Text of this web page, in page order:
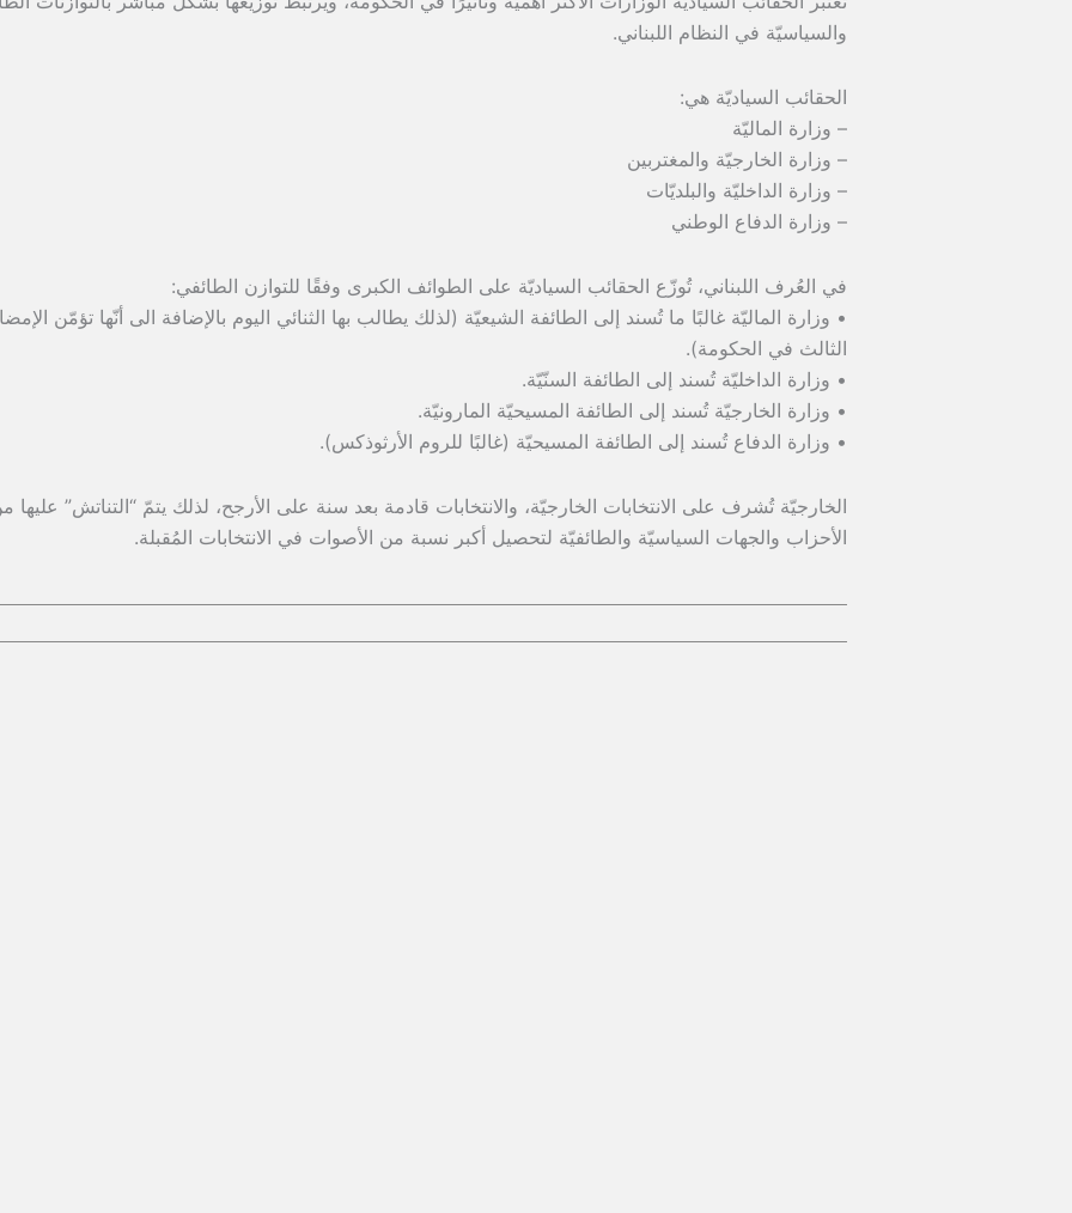
والسياسيّة في النظام اللبناني.
الحقائب السياديّة هي:
– وزارة الماليّة
– وزارة الخارجيّة والمغتربين
– وزارة الداخليّة والبلديّات
– وزارة الدفاع الوطني
في العُرف اللبناني، تُوزّع الحقائب السياديّة على الطوائف الكبرى وفقًا للتوازن الطائفي:
• وزارة الماليّة غالبًا ما تُسند إلى الطائفة الشيعيّة (لذلك يطالب بها الثنائي اليوم بالإضافة الى أنّها تؤمّن
الثالث في الحكومة).
• وزارة الداخليّة تُسند إلى الطائفة السنّيّة.
• وزارة الخارجيّة تُسند إلى الطائفة المسيحيّة المارونيّة.
• وزارة الدفاع تُسند إلى الطائفة المسيحيّة (غالبًا للروم الأرثوذكس).
الخارجيّة تُشرف على الانتخابات الخارجيّة، والانتخابات قادمة بعد سنة على الأرجح، لذلك يتمّ “التناتش” عليها
الأحزاب والجهات السياسيّة والطائفيّة لتحصيل أكبر نسبة من الأصوات في الانتخابات المُقبلة.